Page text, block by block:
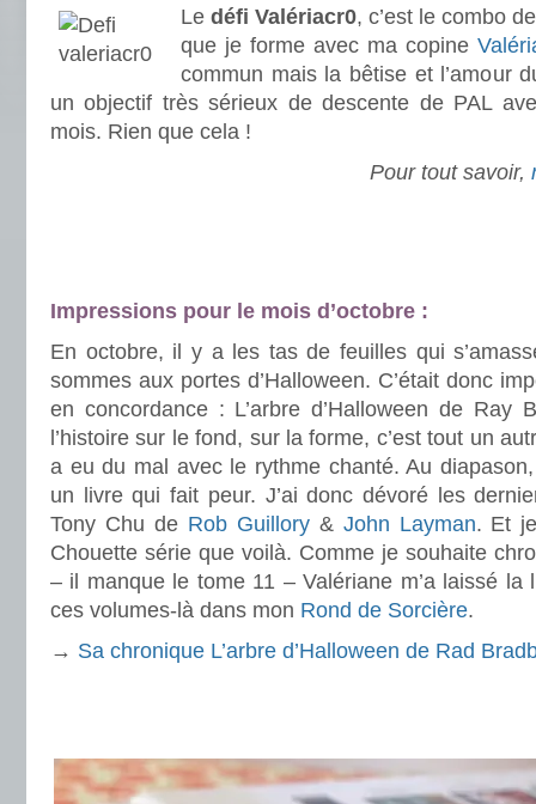
Le défi Valériacr0, c’est le combo
que je forme avec ma copine
commun mais la bêtise et l’amour
un objectif très sérieux de descente de PAL
mois. Rien que cela !
Pour tout savoir,
Impressions pour le mois d’octobre :
En octobre, il y a les tas de feuilles qui
sommes aux portes d’Halloween. C’était donc
en concordance : L’arbre d’Halloween de Ray
l’histoire sur le fond, sur la forme, c’est tout un
a eu du mal avec le rythme chanté. Au
un livre qui fait peur. J’ai donc dévoré les
Tony Chu de Rob Guillory& John Layman. Et
Chouette série que voilà. Comme je souhaite
– il manque le tome 11 – Valériane m’a laissé la
ces volumes-là dans mon Rond de Sorcière.
→ Sa chronique L’arbre d’Halloween de Rad